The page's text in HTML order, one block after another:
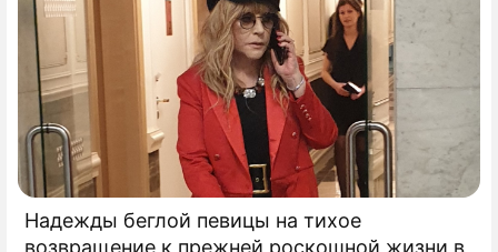
Надежды беглой певицы на тихое
возвращение к прежней роскошной жизни в